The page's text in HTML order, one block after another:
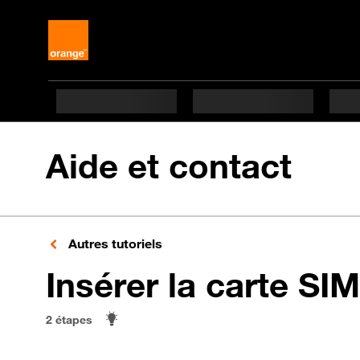
Aide et contact
Autres tutoriels
Insérer la carte SIM
2 étapes